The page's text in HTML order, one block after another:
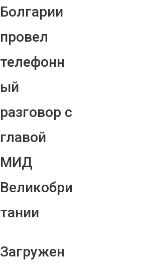
Болгарии
провел
телефонн
ый
разговор с
главой
МИД
Великобри
тании
Загружен